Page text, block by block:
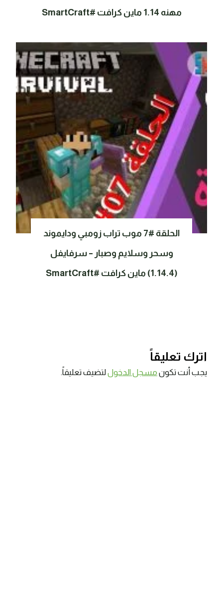
مهنه 1.14 ماين كرافت #SmartCraft
الحلقة #7 موب تراب زومبي ودايموند
وسحر وسلايم وصبار – سرفايفل
(1.14.4) ماين كرافت #SmartCraft
اترك تعليقاً
يجب أنت تكون مسجل الدخوللتضيف تعليقاً.